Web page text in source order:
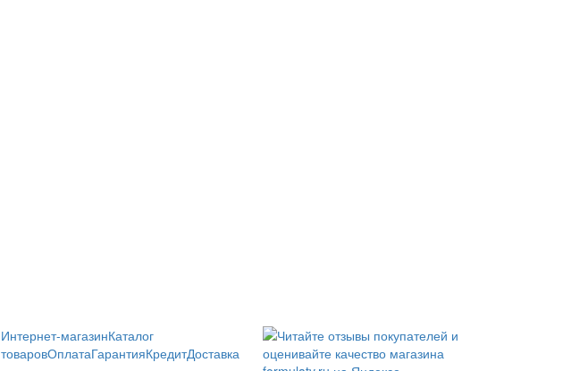
Интернет-магазинКаталог
товаровОплатаГарантияКредитДоставка